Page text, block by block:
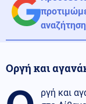
Οργή και
ργή και